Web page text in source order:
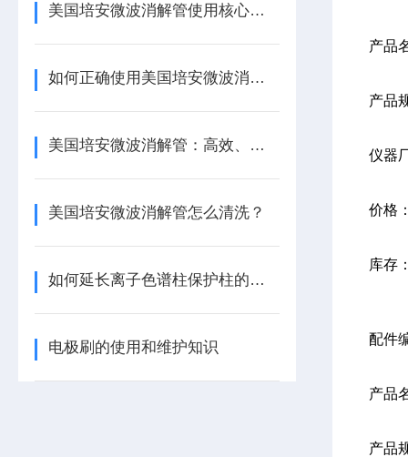
美国培安微波消解管使用核心注意事项
如何正确使用美国培安微波消解管进行样品消解？
美国培安微波消解管：高效、安全且环保的样品前处理解决方案
美国培安微波消解管怎么清洗？
如何延长离子色谱柱保护柱的使用寿命
电极刷的使用和维护知识
产品
产品
仪器
价格
库存
配件
产品
产品